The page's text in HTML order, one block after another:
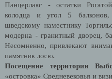
Панцерлакс - остатки
колодца и угол 5 балконов,
шведскому наместнику
модерна - гранитный дворец,
Несомненно, привлекают
памятник лосю.
Посещение территории
«островка» Средневековья и